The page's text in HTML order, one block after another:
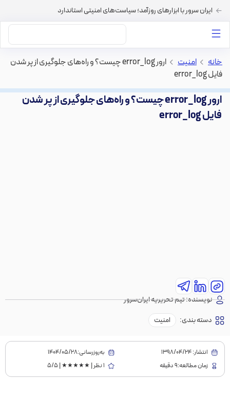
ایران سرور با ابزارهای روزآمد؛ سیاست‌های امنیتی استاندارد
خانه > امنیت >
ارور error_log چیست؟ و راه‌های جلوگیری از پر شدن
فایل error_log
ارور error_log چیست؟ و راه‌های جلوگیری از پر شدن
فایل error_log
نویسنده:تیم تحریریه ایران‌سرور
دسته بندی:
امنیت
انتشار:1398/04/24
به‌روز‌رسانی:۱۴۰۴/۰۵/۲۸
زمان مطالعه:9 دقیقه
1 نظر | ★★★★★ | 5/5